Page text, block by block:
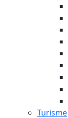
Turisme